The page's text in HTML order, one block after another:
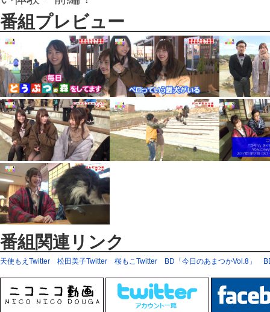
番組プレビュー
番組関連リンク
天使もえTwitter 松田美子Twitter 桜もこTwitter BD「今日のあまつかVol.8」